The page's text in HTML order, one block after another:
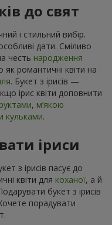
до свят
і стильний вибір.
дати. Сміливо
честь народження
як романтичні квіти на
. Букет з ірисів —
ірис квіти доповнити
, м’якою
кульками.
іриси
з ірисів пасує до
квіти для коханої, а й
букет з ірисів
порадувати